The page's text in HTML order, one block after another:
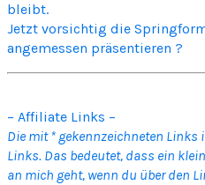
bleibt.
Jetzt vorsichtig die
angemessen präsentieren ?
– Affiliate Links –
Die mit * gekennzeichneten
Links. Das bedeutet, dass ein
an mich geht, wenn du über den